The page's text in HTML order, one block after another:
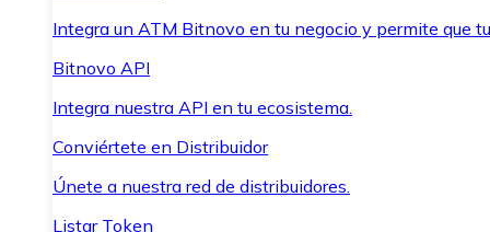
Integra un ATM Bitnovo en tu negocio y permite que
Bitnovo API
Integra nuestra API en tu ecosistema.
Conviértete en Distribuidor
Únete a nuestra red de distribuidores.
Listar Token